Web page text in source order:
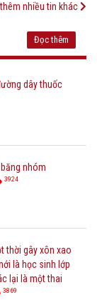
nhiều tin khác
Đọc thêm
dây thuốc
nhóm
3924
thời gây xôn xao
là học sinh lớp
lại là một thai
3869